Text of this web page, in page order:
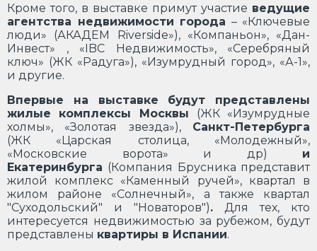
Кроме того, в выставке примут участие ведущие
агентства недвижимости города – «Ключевые
люди» (АКАДЕМ Riverside»), «Компаньон», «Дан-
Инвест» , «IBC Недвижимость», «Серебряный
ключ» (ЖК «Радуга»), «Изумрудный город», «А-1»,
и другие.
Впервые на выставке будут представлены
жилые комплексы Москвы (ЖК «Изумрудные
холмы», «Золотая звезда»), Санкт-Петербурга
(ЖК «Царская столица, «Молодежный»,
«Московские ворота» и др) и
Екатеринбурга (Компания Брусника представит
жилой комплекс «Каменный ручей», квартал в
жилом районе «Солнечный», а также квартал
"Суходольский" и "Новаторов"). Для тех, кто
интересуется недвижимостью за рубежом, будут
представлены квартиры в Испании.